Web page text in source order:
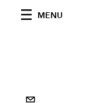
MENU